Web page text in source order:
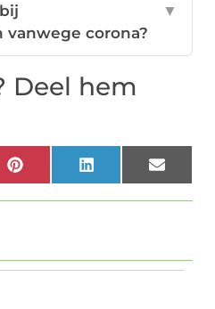
corona?
▼
Deel hem
PinterestLinkedInEmail